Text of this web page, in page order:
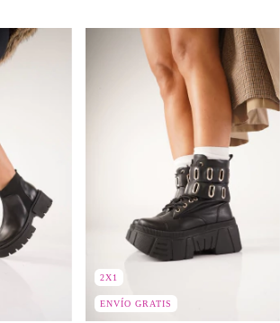
2X1
ENVÍO GRATIS